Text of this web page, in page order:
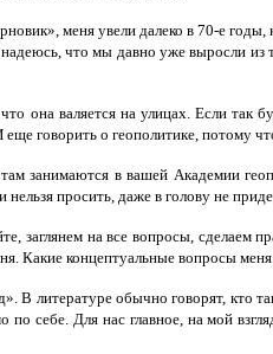
меня увели далеко в 70-е
что мы давно уже выросли
она валяется на улицах. Если
говорить о геополитике, потому
занимаются в вашей Академии
просить, даже в голову не
заглянем на все вопросы, сделаем
Какие концептуальные вопросы
В литературе обычно говорят, кто
себе. Для нас главное, на мой